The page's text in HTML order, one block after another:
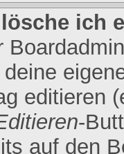
ich
editieren
-
auf den